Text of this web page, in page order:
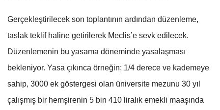
Gerçekleştirilecek son toplantının ardından düzenleme,
taslak teklif haline getirilerek Meclis’e sevk edilecek.
Düzenlemenin bu yasama döneminde yasalaşması
bekleniyor. Yasa çıkınca örneğin; 1/4 derece ve kademeye
sahip, 3000 ek göstergesi olan üniversite mezunu 30 yıl
çalışmış bir hemşirenin 5 bin 410 liralık emekli maaşında